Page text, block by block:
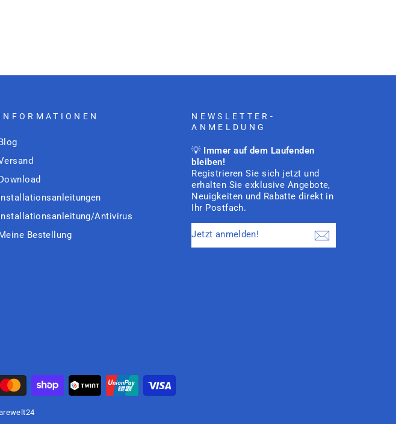
Installationsanleitungen
Antivirus
Bestellung
NEWSLETTER-
ANMELDUNG
💡 Immer auf dem Laufenden
bleiben!
Registrieren Sie sich jetzt und
erhalten Sie exklusive Angebote,
Neuigkeiten und Rabatte direkt in
Ihr Postfach.
ANMELDEN!